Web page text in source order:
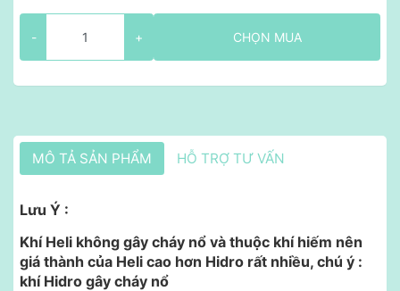
- + CHỌN MUA
MÔ TẢ SẢN PHẨM HỖ TRỢ TƯ VẤN
Lưu Ý :
Khí Heli không gây cháy nổ và thuộc khí hiếm nên
giá thành của Heli cao hơn Hidro rất nhiều, chú ý :
khí Hidro gây cháy nổ